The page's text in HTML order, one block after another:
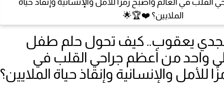
يعقوب.. كيف تحول حلم طفل
واحد من أعظم جراحي القلب في
للأمل والإنسانية وإنقاذ حياة الملايين؟